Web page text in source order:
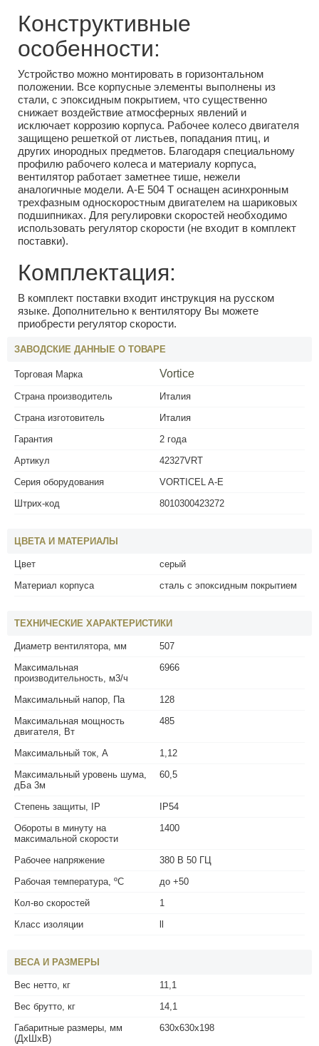
Конструктивные
особенности:
Устройство можно монтировать в горизонтальном
положении. Все корпусные элементы выполнены из
стали, с эпоксидным покрытием, что существенно
снижает воздействие атмосферных явлений и
исключает коррозию корпуса. Рабочее колесо двигателя
защищено решеткой от листьев, попадания птиц, и
других инородных предметов. Благодаря специальному
профилю рабочего колеса и материалу корпуса,
вентилятор работает заметнее тише, нежели
аналогичные модели. A-E 504 T оснащен асинхронным
трехфазным односкоростным двигателем на шариковых
подшипниках. Для регулировки скоростей необходимо
использовать регулятор скорости (не входит в комплект
поставки).
Комплектация:
В комплект поставки входит инструкция на русском
языке. Дополнительно к вентилятору Вы можете
приобрести регулятор скорости.
ЗАВОДСКИЕ ДАННЫЕ О ТОВАРЕ
Торговая Марка Vortice
Страна производитель
Италия
Страна изготовитель
Италия
Гарантия
2 года
Артикул
42327VRT
Серия оборудования
VORTICEL A-E
Штрих-код
8010300423272
ЦВЕТА И МАТЕРИАЛЫ
Цвет
серый
Материал корпуса
сталь с эпоксидным покрытием
ТЕХНИЧЕСКИЕ ХАРАКТЕРИСТИКИ
Диаметр вентилятора, мм
507
Максимальная
производительность, м3/ч
6966
Максимальный напор, Па
128
Максимальная мощность
двигателя, Вт
485
Максимальный ток, А
1,12
Максимальный уровень шума,
дБа 3м
60,5
Степень защиты, IP
IP54
Обороты в минуту на
максимальной скорости
1400
Рабочее напряжение
380 В 50 ГЦ
Рабочая температура, ºС
до +50
Кол-во скоростей
1
Класс изоляции
ll
ВЕСА И РАЗМЕРЫ
Вес нетто, кг
11,1
Вес брутто, кг
14,1
Габаритные размеры, мм
(ДхШхВ)
630х630х198